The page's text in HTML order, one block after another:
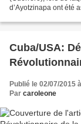
d’Ayotzinapa ont été
Cuba/USA:
Publié le 02/07/2015
Par caroleone